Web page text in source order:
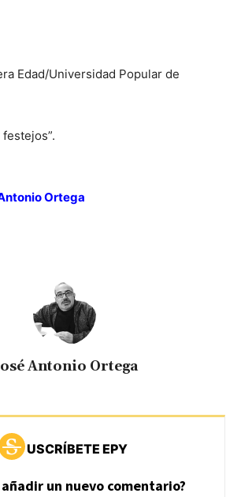
Edad/Universidad Popular de
Ortega
Antonio Ortega
USCRÍBETE EPY
añadir un nuevo comentario?